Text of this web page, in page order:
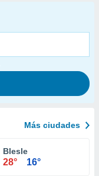
Más ciudades
Blesle
28° 16°